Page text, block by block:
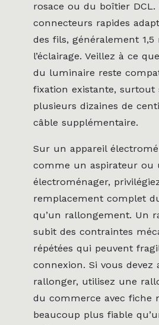
rosace ou du boîtier DCL.
connecteurs rapides
des fils, généralement
l’éclairage. Veillez à ce
du luminaire reste
fixation existante, surtout
plusieurs dizaines de
câble supplémentaire.
Sur un appareil
comme un aspirateur ou
électroménager,
remplacement complet
qu’un rallongement. Un
subit des contraintes
répétées qui peuvent
connexion. Si vous devez
rallonger, utilisez une
du commerce avec fiche
beaucoup plus fiable